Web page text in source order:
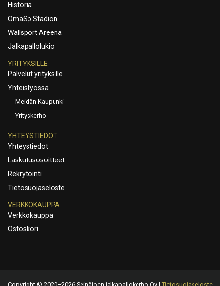
Historia
OmaSp Stadion
Wallsport Areena
Jalkapallolukio
YRITYKSILLE
Palvelut yrityksille
Yhteistyössä
Meidän Kaupunki
Yrityskerho
YHTEYSTIEDOT
Yhteystiedot
Laskutusosoitteet
Rekrytointi
Tietosuojaseloste
VERKKOKAUPPA
Verkkokauppa
Ostoskori
Copyright © 2020–2026 Seinäjoen jalkapallokerho Oy | Tietosuojaseloste